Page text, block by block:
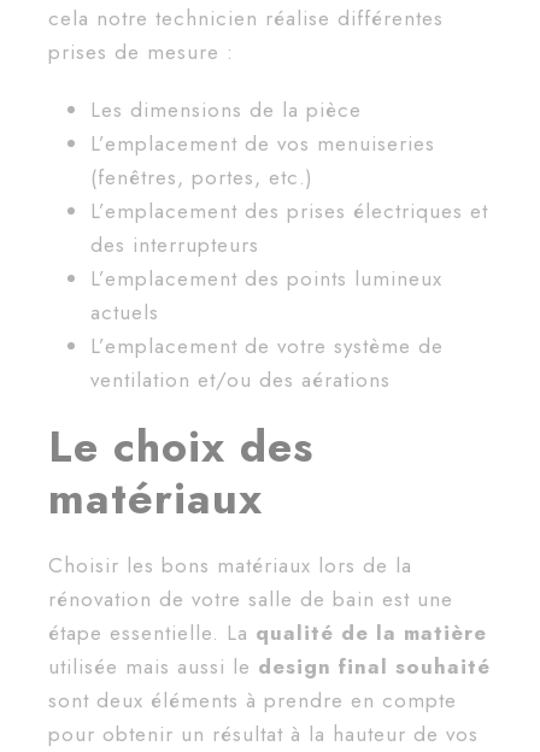
cela notre technicien réalise différentes
prises de mesure :
Les dimensions de la pièce
L’emplacement de vos menuiseries
(fenêtres, portes, etc.)
L’emplacement des prises électriques et
des interrupteurs
L’emplacement des points lumineux
actuels
L’emplacement de votre système de
ventilation et/ou des aérations
Le choix des
matériaux
Choisir les bons matériaux lors de la
rénovation de votre salle de bain est une
étape essentielle. La qualité de la matière
utilisée mais aussi le design final souhaité
sont deux éléments à prendre en compte
pour obtenir un résultat à la hauteur de vos